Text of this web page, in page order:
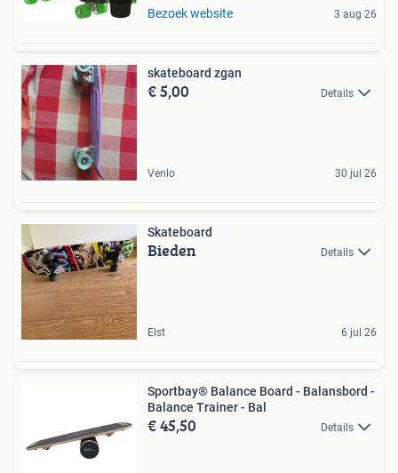
Bezoek website 3 aug 26
skateboard zgan
€ 5,00 Details
Venlo 30 jul 26
Skateboard
Bieden Details
Elst 6 jul 26
Sportbay® Balance Board - Balansbord -
Balance Trainer - Bal
€ 45,50 Details